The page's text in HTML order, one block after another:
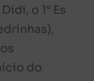
o 1° Es
do